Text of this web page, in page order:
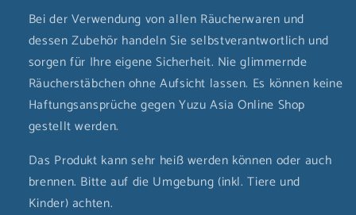
Bei der Verwendung von allen Räucherwaren und
dessen Zubehör handeln Sie selbstverantwortlich und
sorgen für Ihre eigene Sicherheit. Nie glimmernde
Räucherstäbchen ohne Aufsicht lassen. Es können keine
Haftungsansprüche gegen Yuzu Asia Online Shop
gestellt werden.
Das Produkt kann sehr heiß werden können oder auch
brennen. Bitte auf die Umgebung (inkl. Tiere und
Kinder) achten.